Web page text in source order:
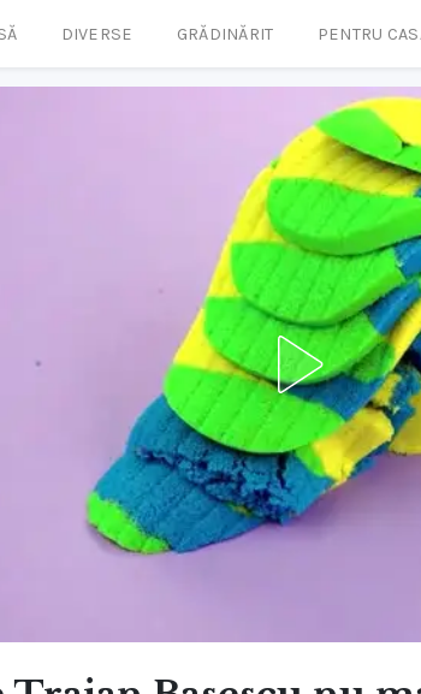
DIVERSE GRĂDINĂRIT PENTRU